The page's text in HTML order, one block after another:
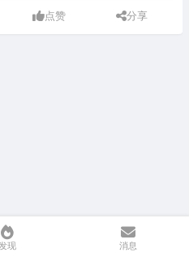
现 消息
点赞 分享